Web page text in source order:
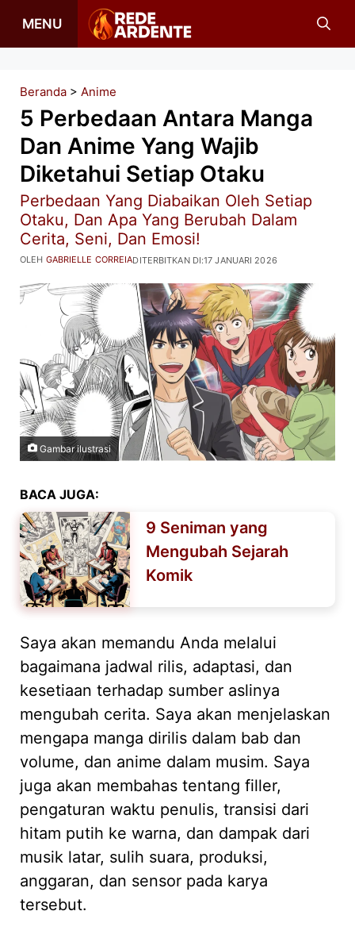
MENU
Beranda > Anime
5 Perbedaan Antara Manga
Dan Anime Yang Wajib
Diketahui Setiap Otaku
Perbedaan Yang Diabaikan Oleh Setiap
Otaku, Dan Apa Yang Berubah Dalam
Cerita, Seni, Dan Emosi!
DITERBITKAN DI:17 JANUARI 2026
OLEH GABRIELLE CORREIA
Gambar ilustrasi
BACA JUGA:
9 Seniman yang
Mengubah Sejarah
Komik
Saya akan memandu Anda melalui
bagaimana jadwal rilis, adaptasi, dan
kesetiaan terhadap sumber aslinya
mengubah cerita. Saya akan menjelaskan
mengapa manga dirilis dalam bab dan
volume, dan anime dalam musim. Saya
juga akan membahas tentang filler,
pengaturan waktu penulis, transisi dari
hitam putih ke warna, dan dampak dari
musik latar, sulih suara, produksi,
anggaran, dan sensor pada karya
tersebut.